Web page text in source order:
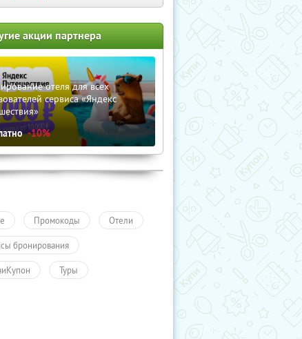
акции партнера
отеля для всех
сервиса «Яндекс
-10%
Промокоды Отели
бронирования
Туры